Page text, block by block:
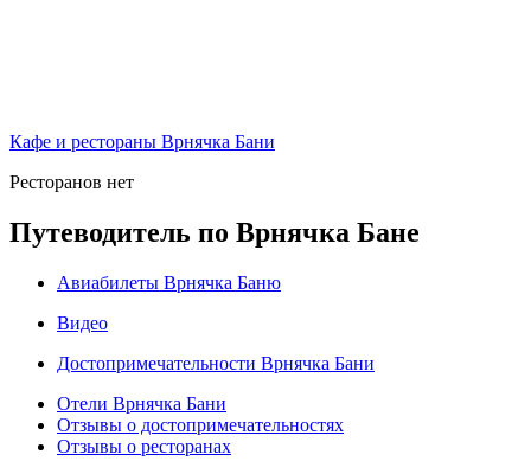
Кафе и рестораны Врнячка Бани
Ресторанов нет
Путеводитель по Врнячка Бане
Авиабилеты Врнячка Баню
Видео
Достопримечательности Врнячка Бани
Отели Врнячка Бани
Отзывы о достопримечательностях
Отзывы о ресторанах